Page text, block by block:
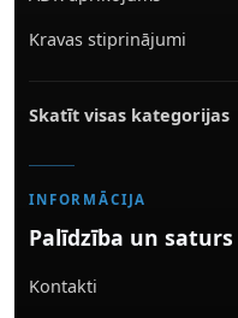
Kravas stiprinājumi
Skatīt visas kategorijas
INFORMĀCIJA
Palīdzība un saturs
Kontakti